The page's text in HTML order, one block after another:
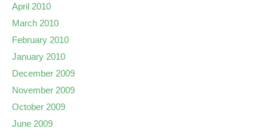
April 2010
March 2010
February 2010
January 2010
December 2009
November 2009
October 2009
June 2009